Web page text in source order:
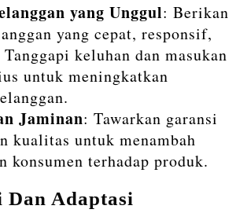
yang Unggul: Berikan
yang cepat, responsif,
keluhan dan masukan
untuk meningkatkan
Jaminan: Tawarkan garansi
kualitas untuk menambah
konsumen terhadap produk.
Dan Adaptasi